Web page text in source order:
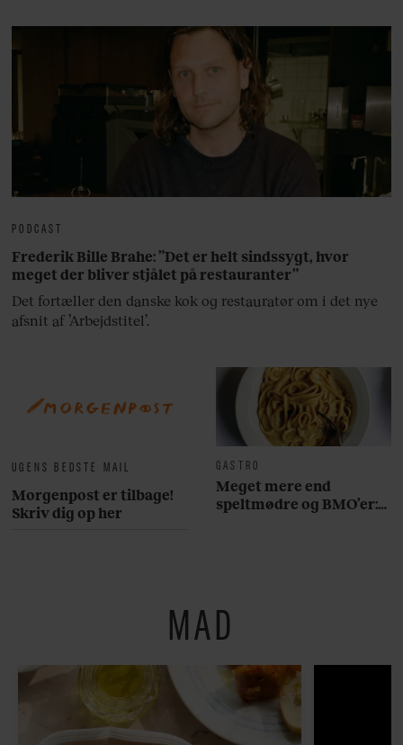
UGENS BEDSTE MAIL
Morgenpost er tilbage!
Skriv dig op her
GASTRO
Meget mere end
speltmødre og BMO’er:
PODCAST
Frederik Bille Brahe: ”Det er helt sindssygt, hvor
meget der bliver stjålet på restauranter”
Det fortæller den danske kok og restauratør om i det nye
afsnit af ’Arbejdstitel’.
MAD